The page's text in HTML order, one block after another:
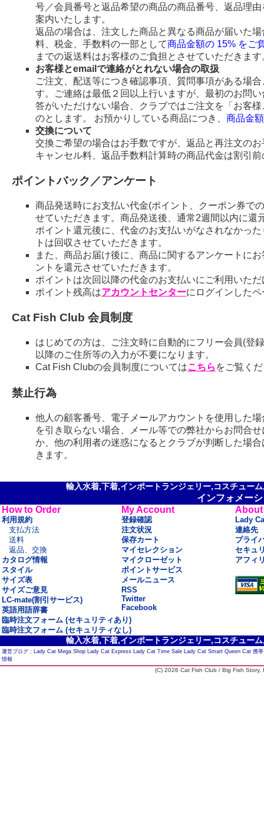
号／会員番号と返品希望の商品の商品番号、返品理
案内いたします。
返品の場合は、注文した商品と異なる商品が届いた
料、税金、手数料の一部として商品金額の 15% をご
までの返送料はお客様のご負担とさせていただきます
お客様とemailで連絡がとれない場合の取扱
ご注文、配送等につき確認事項、質問事項がある場
す。ご連絡は最低２回以上行いますが、最初のお問
答がいただけない場合、クラブではご注文を「お客
のとします。 お預かりしている商品につき、 商品金
交換について
交換ご希望の場合はお手数ですが、返品と再注文の
キャンセル料、返品手数料計算時の商品代金は割引
ポイントバック／アンケート
商品発送時にお支払い代金(ポイント、クーポン券で
せていただきます。商品発送後、通常2週間以内に還
ポイント還元後に、代金のお支払いがなされなかっ
トは回収させていただきます。
また、商品お届け後に、商品に関するアンケートに
ントを還元させていただきます。
ポイントは次回以降の代金のお支払いにご利用いた
ポイント残高はアカウントセンターにログインした
Cat Fish Club 会員制度
はじめての方は、ご注文時に自動的にフリー会員(登
以降のご住所等の入力が不要になります。
Cat Fish Clubの会員制度についてはこちら をご覧く
禁止行為
他人の顧客番号、電子メールアカウントを使用した
を引き取らない場合、メール等での弊社からお問合
か、他の利用者の迷惑になるとクラブが判断した場
きます。
輸入水着,下着,インポートランジェリー,コスチュー
インフォメー
How to Order
利用規約
支払方法
送料
返品、交換
カタログ情報
スタイル
サイズ表
サイズご意見
LC-mate(割引サービス)
英語用語辞書
My Account
登録確認
注文状況
保存カート
マイセレクション
マイクローゼット
ポイントサービス
メールニュース
RSS
Twitter
Facebook
About
Lady
連絡先
プライ
セキュ
アフィ
臨時注文フォーム (セキュリティあり)
臨時注文フォーム (セキュリティなし)
輸入水着,下着,インポートランジェリー,コスチュー
運営ブログ : Lady Cat Mega Shop Lady Cat Express Lady Cat Time Sale Lady Cat Smart Queen Cat 携
情報
(C) 2026 Cat Fish Club / Big Fish Story,